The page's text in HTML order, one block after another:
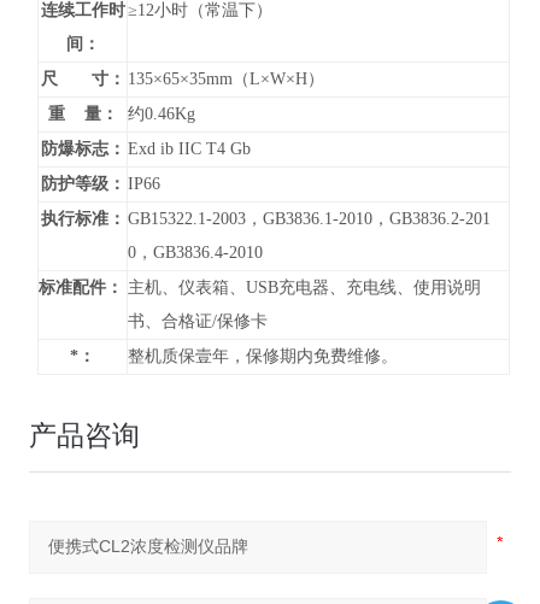
连续工作时
间：
≥12小时（常温下）
尺 寸： 135×65×35mm（L×W×H）
重 量：
约0.46Kg
防爆标志： Exd ib IIC T4 Gb
防护等级： IP66
执行标准： GB15322.1-2003，GB3836.1-2010，GB3836.2-201
0，GB3836.4-2010
标准配件：
主机、仪表箱、USB充电器、充电线、使用说明
书、合格证/保修卡
*：
整机质保壹年，保修期内免费维修。
产品咨询